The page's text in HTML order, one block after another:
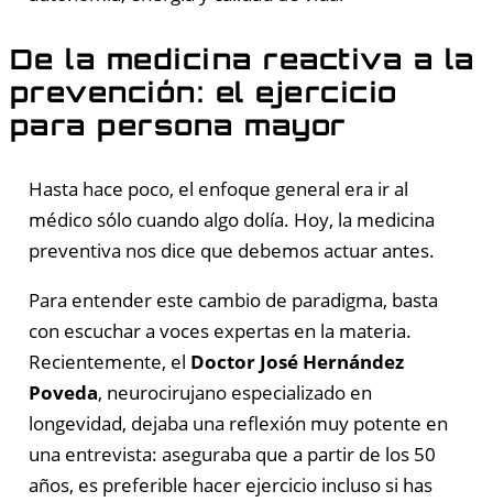
De la medicina reactiva a la
prevención: el ejercicio
para persona mayor
Hasta hace poco, el enfoque general era ir al
médico sólo cuando algo dolía. Hoy, la medicina
preventiva nos dice que debemos actuar antes.
Para entender este cambio de paradigma, basta
con escuchar a voces expertas en la materia.
Recientemente, el Doctor José Hernández
Poveda, neurocirujano especializado en
longevidad, dejaba una reflexión muy potente en
una entrevista: aseguraba que a partir de los 50
años, es preferible hacer ejercicio incluso si has